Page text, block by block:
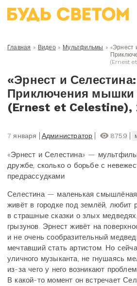
Главная » Видео» Мультфильмы » «Эрнест
(Ernest
«Эрнест и Селестина:
Приключения мышки
(Ernest et Celestine),
7 января Администратор 8759
«Эрнест и Селестина» —
дружбе, сколько о борьбе с
предрассудками
Селестина — маленькая
живёт в городке под землёй, любит
в страшные сказки о злых
грызунов. Эрнест живёт на
и не очень сообразительный
мечтавший стать артистом. Но
уличного музыканта, не гнушаясь
из-за чего у него возникают
В какой-то момент он встречает